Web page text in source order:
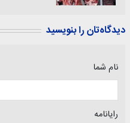
دیدگاه‌تان را بنویسید
نام شما
رایانامه